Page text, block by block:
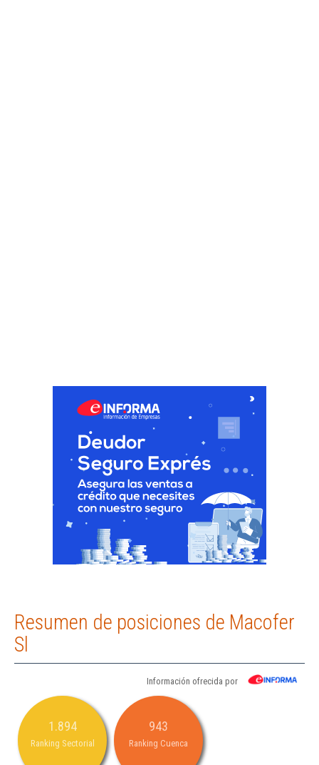
Resumen de posiciones de Macofer
Sl
Información ofrecida por
1.894
Ranking Sectorial
943
Ranking Cuenca